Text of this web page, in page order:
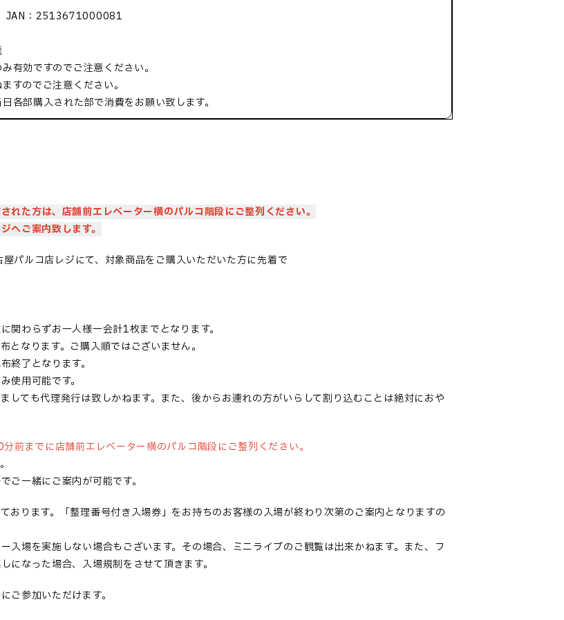
JAN：2513671000081
有効ですのでご注意ください。
すのでご注意ください。
各部購入された部で消費をお願い致します。
れた方は、店舗前エレベーター横のパルコ階段にご整列ください。
へご案内致します。
パルコ店レジにて、対象商品をご購入いただいた方に先着で
関わらずお一人様一会計1枚までとなります。
となります。ご購入順ではございません。
終了となります。
使用可能です。
しても代理発行は致しかねます。また、後からお連れの方がいらして割り込むことは絶対におや
前までに店舗前エレベーター横のパルコ階段にご整列ください。
一緒にご案内が可能です。
おります。「整理番号付き入場券」をお持ちのお客様の入場が終わり次第のご案内となりますの
入場を実施しない場合もございます。その場合、ミニライブのご観覧は出来かねます。また、フ
になった場合、入場規制をさせて頂きます。
ご参加いただけます。